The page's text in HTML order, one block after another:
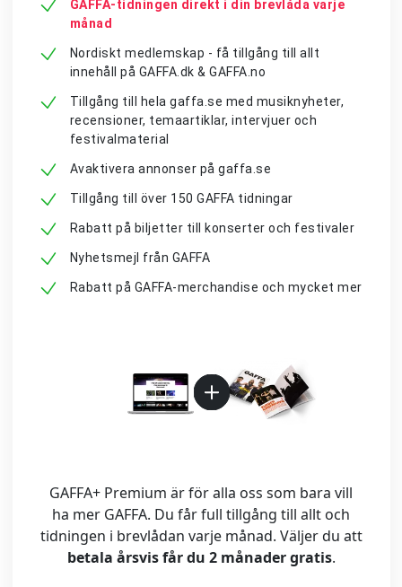
GAFFA-tidningen direkt i din brevlåda varje
månad
Nordiskt medlemskap - få tillgång till allt
innehåll på GAFFA.dk & GAFFA.no
Tillgång till hela gaffa.se med musiknyheter,
recensioner, temaartiklar, intervjuer och
festivalmaterial
Avaktivera annonser på gaffa.se
Tillgång till över 150 GAFFA tidningar
Rabatt på biljetter till konserter och festivaler
Nyhetsmejl från GAFFA
Rabatt på GAFFA-merchandise och mycket mer
GAFFA+ Premium är för alla oss som bara vill
ha mer GAFFA. Du får full tillgång till allt och
tidningen i brevlådan varje månad. Väljer du att
betala årsvis får du 2 månader gratis.